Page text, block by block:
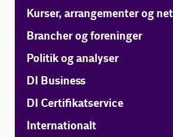
Kurser, arrangementer og
Brancher og foreninger
Politik og analyser
DI Business
DI Certifikatservice
Internationalt